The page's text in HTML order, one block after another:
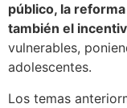
público, la
también el
vulnerables,
adolescentes.
Los temas